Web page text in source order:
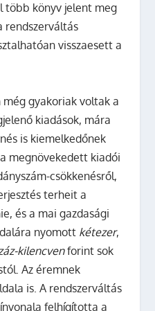
több könyv jelent meg
rendszerváltás
visszaesett a
még gyakoriak voltak a
kiadások, mára
is kiemelkedőnek
megnövekedett kiadói
csökkenésről,
terheit a
és a mai gazdasági
nyomott kétezer,
kilencvenforint sok
Az éremnek
is. A rendszerváltás
felhígította a